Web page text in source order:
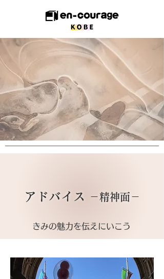
アドバイス －精神面－
​きみの魅力を伝えにいこう